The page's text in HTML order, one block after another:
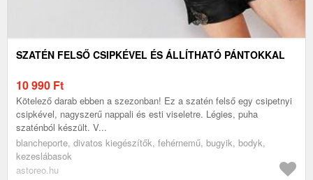
SZATÉN FELSŐ CSIPKÉVEL ÉS ÁLLÍTHATÓ PÁNTOKKAL
10 990 Ft
Kötelező darab ebben a szezonban! Ez a szatén felső egy csipetnyi
csipkével, nagyszerű nappali és esti viseletre. Légies, puha
szaténból készült. V...
blancheporte, divatos kiegészítők, fehérnemű, bugyik, bodyk,
kezeslábasok
astoreo.hu